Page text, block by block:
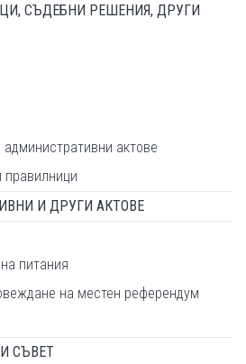
СЪДЕБНИ РЕШЕНИЯ, ДРУГИ
актове
правилници
И ДРУГИ АКТОВЕ
питания
на местен референдум
СЪВЕТ